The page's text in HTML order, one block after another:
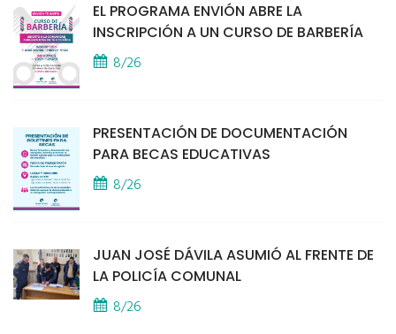
EL PROGRAMA ENVIÓN ABRE LA
INSCRIPCIÓN A UN CURSO DE BARBERÍA
8/26
PRESENTACIÓN DE DOCUMENTACIÓN
PARA BECAS EDUCATIVAS
8/26
JUAN JOSÉ DÁVILA ASUMIÓ AL FRENTE DE
LA POLICÍA COMUNAL
8/26